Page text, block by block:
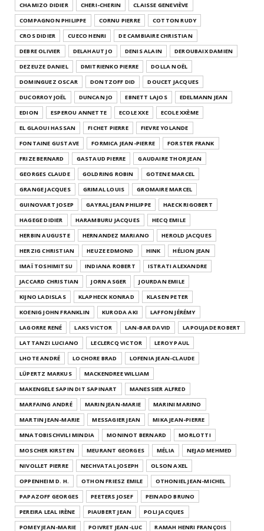
CHAMIZO DIDIER
CHERI-CHERIN
CLAISSE GENEVIÈVE
COMPAGNON PHILIPPE
CORNU PIERRE
COTTON RUDY
CROS DIDIER
CUECO HENRI
DE CAMBIAIRE CHRISTIAN
DEBRE OLIVIER
DELAHAUT JO DENIS ALAIN
DEROUBAIX DAMIEN
DEZEUZE DANIEL
DMITRIENKO PIERRE
DOLLA NOËL
DOMINGUEZ OSCAR
DONTZOFF DID
DOUCET JACQUES
DUCORROY JOËL
DUNCAN JO EBNETT LAJOS
EDELMANN JEAN
EDION
ESPEROU ANNETTE ECOLE XXE
ECOLE XXÈME
EL GLAOUI HASSAN
FICHET PIERRE
FIEVRE YOLANDE
FONTAINE GUSTAVE
FORMICA JEAN-PIERRE
FORSTER FRANK
FRIZE BERNARD
GASTAUD PIERRE
GAUDAIRE THOR JEAN
GEORGES CLAUDE
GOLDRING ROBIN
GOTENE MARCEL
GRANGE JACQUES
GRIMAL LOUIS
GROMAIRE MARCEL
GUINOVART JOSEP
GAYRAL JEAN PHILIPPE
HAECK RIGOBERT
HAGEGE DIDIER
HARAMBURU JACQUES
HECQ EMILE
HERBIN AUGUSTE
HERNANDEZ MARIANO
HEROLD JACQUES
HERZIG CHRISTIAN
HEUZE EDMOND HINK
HÉLION JEAN
IMAÏ TOSHIMITSU
INDIANA ROBERT
ISTRATI ALEXANDRE
JACCARD CHRISTIAN
JORN ASGER
JOURDAN EMILE
KIJNO LADISLAS
KLAPHECK KONRAD
KLASEN PETER
KOENIG JOHN FRANKLIN
KURODA AKI
LAFFON JÉRÉMY
LAGORRE RENÉ
LAKS VICTOR LAN-BAR DAVID
LAPOUJADE ROBERT
LATTANZI LUCIANO
LECLERCQ VICTOR
LEROY PAUL
LHOTE ANDRÉ
LOCHORE BRAD
LOFENIA JEAN-CLAUDE
LÜPERTZ MARKUS
MACKENDREE WILLIAM
MAKENGELE SAPIN DIT SAPINART
MANESSIER ALFRED
MARFAING ANDRÉ
MARIN JEAN-MARIE
MARINI MARINO
MARTIN JEAN-MARIE
MESSAGIER JEAN
MIKA JEAN-PIERRE
MNATOBISCHVILI MINDIA
MONINOT BERNARD
MORLOTTI
MOSCHER KIRSTEN
MEURANT GEORGES MÉLIA
NEJAD MEHMED
NIVOLLET PIERRE
NECHVATAL JOSEPH
OLSON AXEL
OPPENHEIM D. H.
OTHON FRIESZ EMILE
OTHONIEL JEAN-MICHEL
PAPAZOFF GEORGES
PEETERS JOSEF
PEINADO BRUNO
PEREIRA LEAL IRÈNE
PIAUBERT JEAN
POLI JACQUES
POMEY JEAN-MARIE
POIVRET JEAN-LUC RAMAH HENRI FRANÇOIS